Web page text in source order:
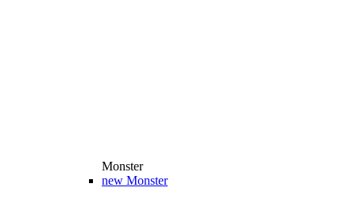
Monster
new Monster